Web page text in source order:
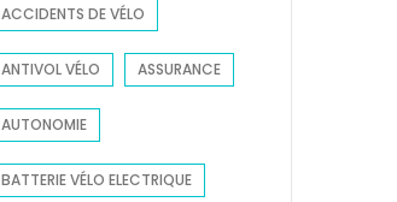
r
:
ACCIDENTS DE VÉLO
ANTIVOL VÉLO ASSURANCE
AUTONOMIE
BATTERIE VÉLO ELECTRIQUE